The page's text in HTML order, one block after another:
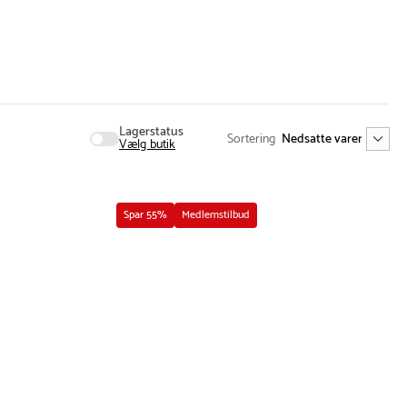
Lagerstatus
Vælg butik Sortering
Spar 55% Medlemstilbud